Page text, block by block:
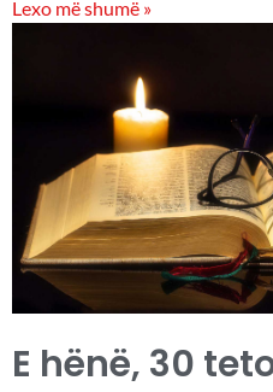
Lexo më shumë »
E hënë, 30